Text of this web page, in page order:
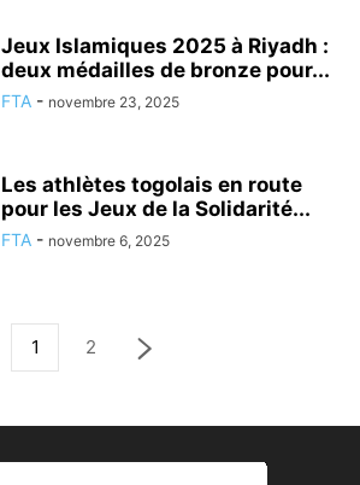
Jeux Islamiques 2025 à Riyadh :
deux médailles de bronze pour...
FTA - novembre 23, 2025
Les athlètes togolais en route
pour les Jeux de la Solidarité...
FTA - novembre 6, 2025
1 2